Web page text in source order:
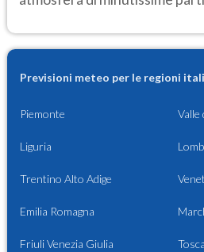
Previsioni meteo per le regioni
Piemonte Valle
Liguria
Trentino Alto Adige
Emilia Romagna
Friuli Venezia Giulia